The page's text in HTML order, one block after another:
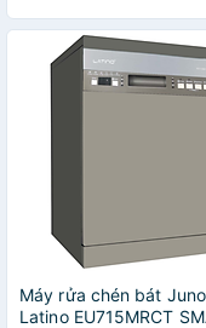
Máy rửa chén bát
Latino EU715MRCT